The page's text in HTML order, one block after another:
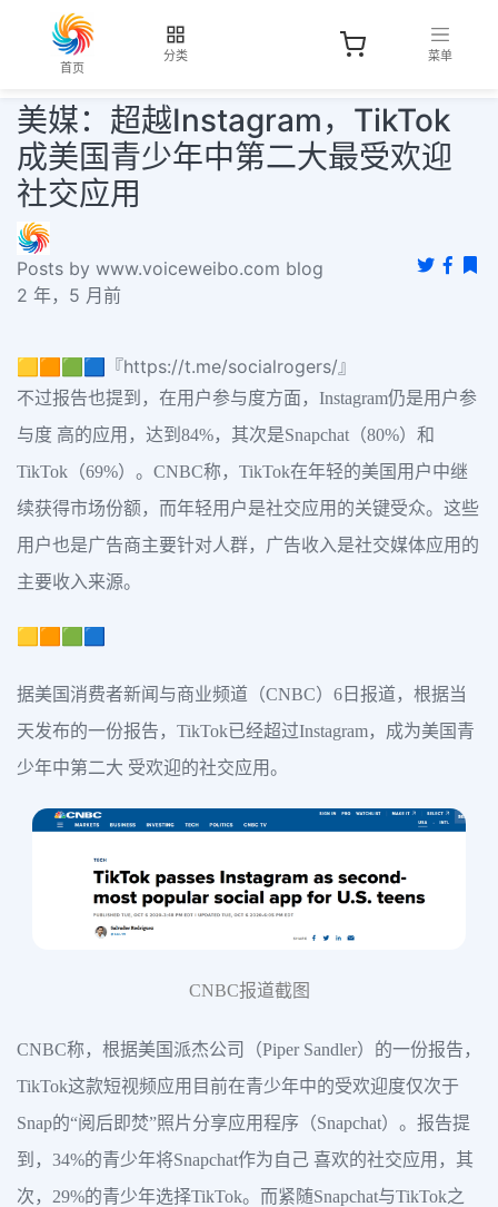
首页
分类 菜单
美媒：超越Instagram，TikTok
成美国青少年中第二大最受欢迎
社交应用
Posts by www.voiceweibo.com blog
2 年，5 月前
🟨🟧🟩🟦『https://t.me/socialrogers/』
不过报告也提到，在用户参与度方面，Instagram仍是用户参
与度 高的应用，达到84%，其次是Snapchat（80%）和
TikTok（69%）。CNBC称，TikTok在年轻的美国用户中继
续获得市场份额，而年轻用户是社交应用的关键受众。这些
用户也是广告商主要针对人群，广告收入是社交媒体应用的
主要收入来源。
🟨🟧🟩🟦
据美国消费者新闻与商业频道（CNBC）6日报道，根据当
天发布的一份报告，TikTok已经超过Instagram，成为美国青
少年中第二大 受欢迎的社交应用。
CNBC报道截图
CNBC称，根据美国派杰公司（Piper Sandler）的一份报告，
TikTok这款短视频应用目前在青少年中的受欢迎度仅次于
Snap的“阅后即焚”照片分享应用程序（Snapchat）。报告提
到，34%的青少年将Snapchat作为自己 喜欢的社交应用，其
次，29%的青少年选择TikTok。而紧随Snapchat与TikTok之